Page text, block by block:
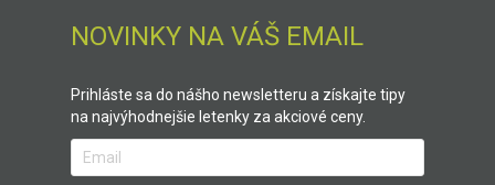
NOVINKY NA VÁŠ EMAIL
Prihláste sa do nášho newsletteru a získajte tipy
na najvýhodnejšie letenky za akciové ceny.